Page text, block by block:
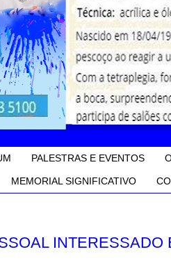
PALESTRAS E EVENTOS
MEMORIAL SIGNIFICATIVO
INTERESSADO